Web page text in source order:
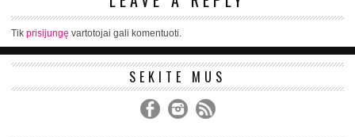
Tik prisijungę vartotojai gali komentuoti.
SEKITE MUS